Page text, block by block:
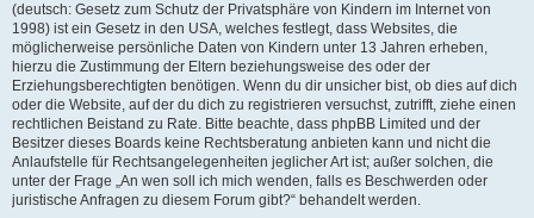
(deutsch: Gesetz zum Schutz der Privatsphäre von Kindern im Internet von
1998) ist ein Gesetz in den USA, welches festlegt, dass Websites, die
möglicherweise persönliche Daten von Kindern unter 13 Jahren erheben,
hierzu die Zustimmung der Eltern beziehungsweise des oder der
Erziehungsberechtigten benötigen. Wenn du dir unsicher bist, ob dies auf dich
oder die Website, auf der du dich zu registrieren versuchst, zutrifft, ziehe einen
rechtlichen Beistand zu Rate. Bitte beachte, dass phpBB Limited und der
Besitzer dieses Boards keine Rechtsberatung anbieten kann und nicht die
Anlaufstelle für Rechtsangelegenheiten jeglicher Art ist; außer solchen, die
unter der Frage „An wen soll ich mich wenden, falls es Beschwerden oder
juristische Anfragen zu diesem Forum gibt?“ behandelt werden.